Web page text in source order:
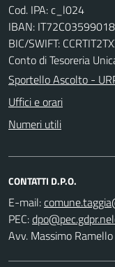
Cod. IPA: c_l024
IBAN:
BIC/SWIFT:
Conto di Tesoreria
Sportello Ascolto -
Uffici e orari
Numeri utili
CONTATTI D.P.O.
E-mail:
PEC:
Avv. Massimo Ramello